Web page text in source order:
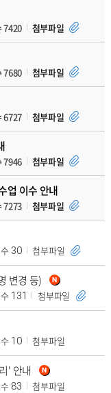
7420 첨부파일
7680 첨부파일
6727 첨부파일
7946 첨부파일
업 이수 안내
7273 첨부파일
30 첨부파일
변경 등)
131 첨부파일
10 첨부파일
' 안내
83 첨부파일